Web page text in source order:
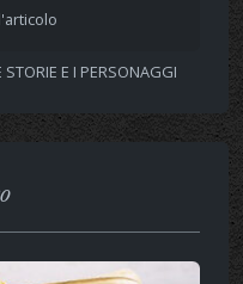
STORIE E I PERSONAGGI